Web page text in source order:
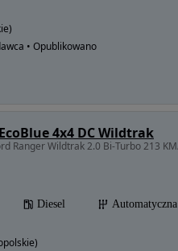
• Opublikowano
4x4 DC Wildtrak
Diesel Automatyczna